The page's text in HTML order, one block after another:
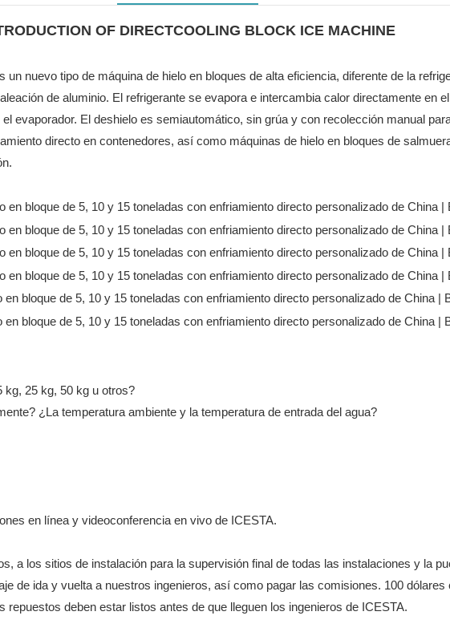
OF DIRECTCOOLING BLOCK ICE MACHINE
nuevo tipo de máquina de hielo en bloques de alta eficiencia, diferente de la
de aluminio. El refrigerante se evapora e intercambia calor directamente en
evaporador. El deshielo es semiautomático, sin grúa y con recolección manual
directo en contenedores, así como máquinas de hielo en bloques de
kg, 25 kg, 50 kg u otros?
¿La temperatura ambiente y la temperatura de entrada del agua?
en línea y videoconferencia en vivo de ICESTA.
a los sitios de instalación para la supervisión final de todas las instalaciones y la
de ida y vuelta a nuestros ingenieros, así como pagar las comisiones. 100
deben estar listos antes de que lleguen los ingenieros de ICESTA.